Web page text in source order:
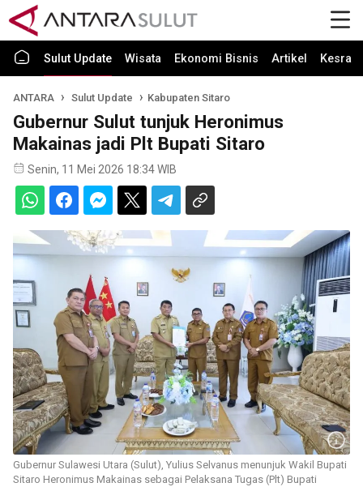
Sulut Update Wisata Ekonomi Bisnis Artikel Kesra
ANTARA Sulut Update Kabupaten Sitaro
Gubernur Sulut tunjuk Heronimus
Makainas jadi Plt Bupati Sitaro
Senin, 11 Mei 2026 18:34 WIB
Gubernur Sulawesi Utara (Sulut), Yulius Selvanus menunjuk Wakil Bupati
Sitaro Heronimus Makainas sebagai Pelaksana Tugas (Plt) Bupati